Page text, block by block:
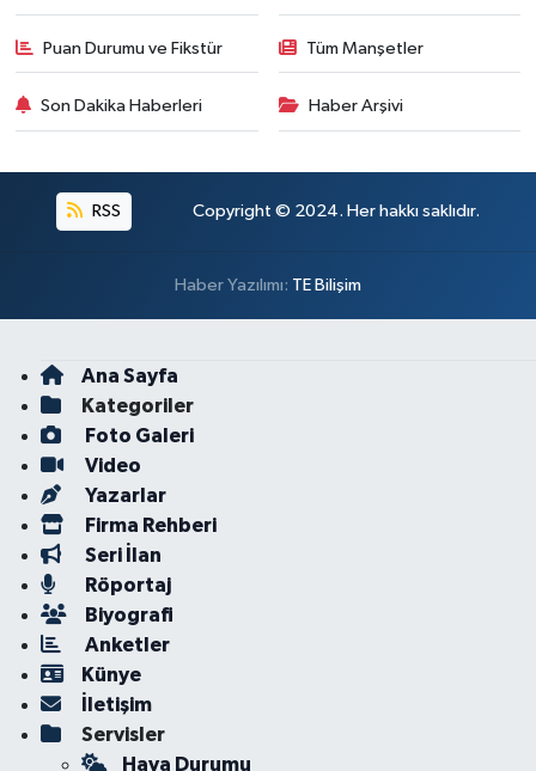
Puan Durumu ve Fikstür Tüm Manşetler
Son Dakika Haberleri Haber Arşivi
RSS Copyright © 2024. Her hakkı saklıdır.
Haber Yazılımı: TE Bilişim
Ana Sayfa
Kategoriler
Foto Galeri
Video
Yazarlar
Firma Rehberi
Seri İlan
Röportaj
Biyografi
Anketler
Künye
İletişim
Servisler
Hava Durumu